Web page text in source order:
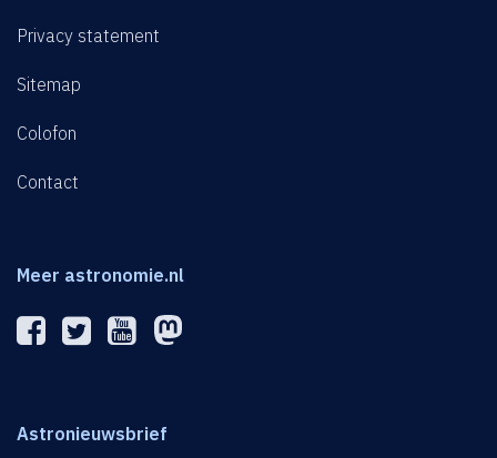
Privacy statement
Sitemap
Colofon
Contact
Meer astronomie.nl
Astronieuwsbrief